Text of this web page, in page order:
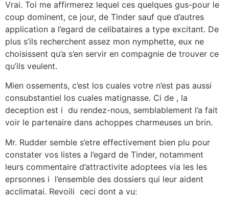
Vrai. Toi me affirmerez lequel ces quelques gus-pour le
coup dominent, ce jour, de Tinder sauf que d’autres
application a l’egard de celibataires a type excitant. De
plus s’ils recherchent assez mon nymphette, eux ne
choisissent qu’a s’en servir en compagnie de trouver ce
qu’ils veulent.
Mien ossements, c’est los cuales votre n’est pas aussi
consubstantiel los cuales matignasse. Ci de , la
deception est i du rendez-nous, semblablement l’a fait
voir le partenaire dans achoppes charmeuses un brin.
Mr. Rudder semble s’etre effectivement bien plu pour
constater vos listes a l’egard de Tinder, notamment
leurs commentaire d’attractivite adoptees via les les
eprsonnes i l’ensemble des dossiers qui leur aident
acclimatai. Revoili ceci dont a vu: